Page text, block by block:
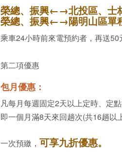
榮總、振興←→北投區、士
榮總、振興←→陽明山區單
乘車24小時前來電預約者，再送50
第二項優惠
包月優惠：
凡每月每週固定2天以上定時、定點
即一個月滿8天來回趟次(共16趟以
一次預繳 ， 可享九折優惠。